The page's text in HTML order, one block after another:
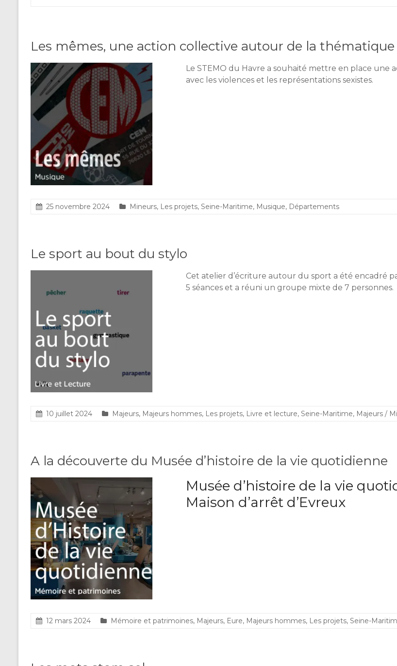
Les mêmes, une action collective autour de la
Le STEMO du Havre a souhaité mettre en place
avec les violences et les représentations sexistes.
25 novembre 2024 Mineurs, Les projets, Seine-Maritime, Musique, Départements
Le sport au bout du stylo
Cet atelier d’écriture autour du sport a été encadré
5 séances et a réuni un groupe mixte de 7 personnes.
10 juillet 2024 Majeurs, Majeurs hommes, Les projets, Livre et lecture, Seine-Maritime, Majeurs /
A la découverte du Musée d’histoire de la vie quotidienne
Musée d’histoire de la vie
Maison d’arrêt d’Evreux
12 mars 2024 Mémoire et patrimoines, Majeurs, Eure, Majeurs hommes, Les projets, Seine-